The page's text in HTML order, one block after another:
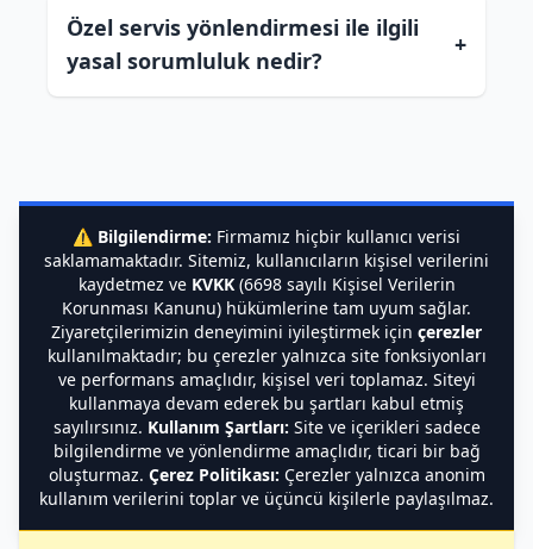
Özel servis yönlendirmesi ile ilgili
yasal sorumluluk nedir?
+
⚠️ Bilgilendirme: Firmamız hiçbir kullanıcı verisi
saklamamaktadır. Sitemiz, kullanıcıların kişisel verilerini
kaydetmez ve KVKK(6698 sayılı Kişisel Verilerin
Korunması Kanunu) hükümlerine tam uyum sağlar.
Ziyaretçilerimizin deneyimini iyileştirmek için çerezler
kullanılmaktadır; bu çerezler yalnızca site fonksiyonları
ve performans amaçlıdır, kişisel veri toplamaz. Siteyi
kullanmaya devam ederek bu şartları kabul etmiş
sayılırsınız. Kullanım Şartları: Site ve içerikleri sadece
bilgilendirme ve yönlendirme amaçlıdır, ticari bir bağ
oluşturmaz. Çerez Politikası: Çerezler yalnızca anonim
kullanım verilerini toplar ve üçüncü kişilerle paylaşılmaz.